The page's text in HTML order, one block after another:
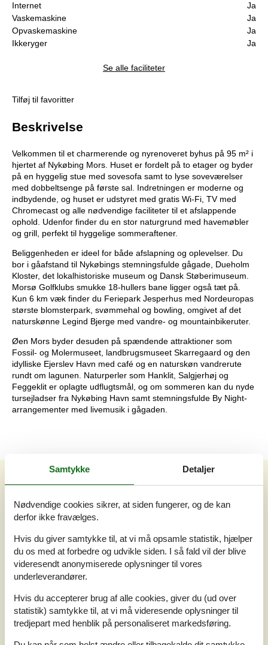
Internet
Ja
Vaskemaskine
Ja
Opvaskemaskine
Ja
Ikkeryger
Ja
Se alle faciliteter
Tilføj til favoritter
Beskrivelse
Velkommen til et charmerende og nyrenoveret byhus på 95 m² i
hjertet af Nykøbing Mors. Huset er fordelt på to etager og byder
på en hyggelig stue med sovesofa samt to lyse soveværelser
med dobbeltsenge på første sal. Indretningen er moderne og
indbydende, og huset er udstyret med gratis Wi-Fi, TV med
Chromecast og alle nødvendige faciliteter til et afslappende
ophold. Udenfor finder du en stor naturgrund med havemøbler
og grill, perfekt til hyggelige sommeraftener.
Beliggenheden er ideel for både afslapning og oplevelser. Du
bor i gåafstand til Nykøbings stemningsfulde gågade, Dueholm
Kloster, det lokalhistoriske museum og Dansk Støberimuseum.
Morsø Golfklubs smukke 18-hullers bane ligger også tæt på.
Kun 6 km væk finder du Feriepark Jesperhus med Nordeuropas
største blomsterpark, svømmehal og bowling, omgivet af det
naturskønne Legind Bjerge med vandre- og mountainbikeruter.
Øen Mors byder desuden på spændende attraktioner som
Fossil- og Molermuseet, landbrugsmuseet Skarregaard og den
idylliske Ejerslev Havn med café og en naturskøn vandrerute
rundt om lagunen. Naturperler som Hanklit, Salgjerhøj og
Feggeklit er oplagte udflugtsmål, og om sommeren kan du nyde
tursejladser fra Nykøbing Havn samt stemningsfulde By Night-
arrangementer med livemusik i gågaden.
Vores gæsteanmeldelser
4,0
Sidste vurdering fra d. 15-09-2025
5
4
2
1
Kommentarer
Samtykke Detaljer
Nødvendige cookies sikrer, at siden fungerer, og de kan
derfor ikke fravælges.
Hvis du giver samtykke til, at vi må opsamle statistik, hjælper
du os med at forbedre og udvikle siden. I så fald vil der blive
videresendt anonymiserede oplysninger til vores
underleverandører.
Hvis du accepterer brug af alle cookies, giver du (ud over
statistik) samtykke til, at vi må videresende oplysninger til
tredjepart med henblik på personaliseret markedsføring.